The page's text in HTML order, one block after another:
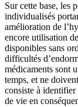
Sur cette base, les
individualisés
amélioration de
encore utilisation
disponibles sans
difficultés
médicaments sont
temps, et ne
consiste à identifier
de vie en